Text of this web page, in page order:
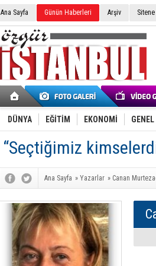
Ana Sayfa Günün Haberleri Arşiv
DÜNYA EĞİTİM EKONOMİ GENEL
“Seçtiğimiz
Ana Sayfa » Yazarlar » Canan